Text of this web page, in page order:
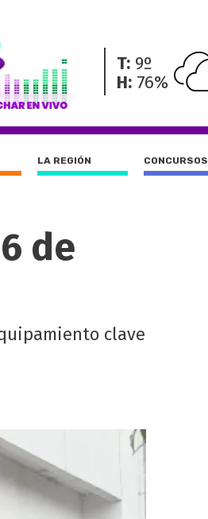
T: 9º
H: 76%
LA REGIÓN CONCURSOS
de
clave